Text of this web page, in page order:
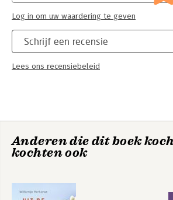
Schrijf een recensie
Lees ons recensiebeleid
Log in om uw waardering te geven
Anderen die dit boek
kochten ook